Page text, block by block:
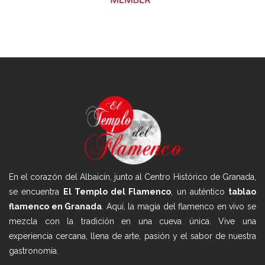
En el corazón del Albaicín, junto al Centro Histórico de Granada,
se encuentra
El Templo del Flamenco , un auténtico tablao
flamenco en Granada . Aquí, la magia del flamenco en vivo se
mezcla con la tradición en una cueva única. Vive una
experiencia cercana, llena de arte, pasión y el sabor de nuestra
gastronomía.